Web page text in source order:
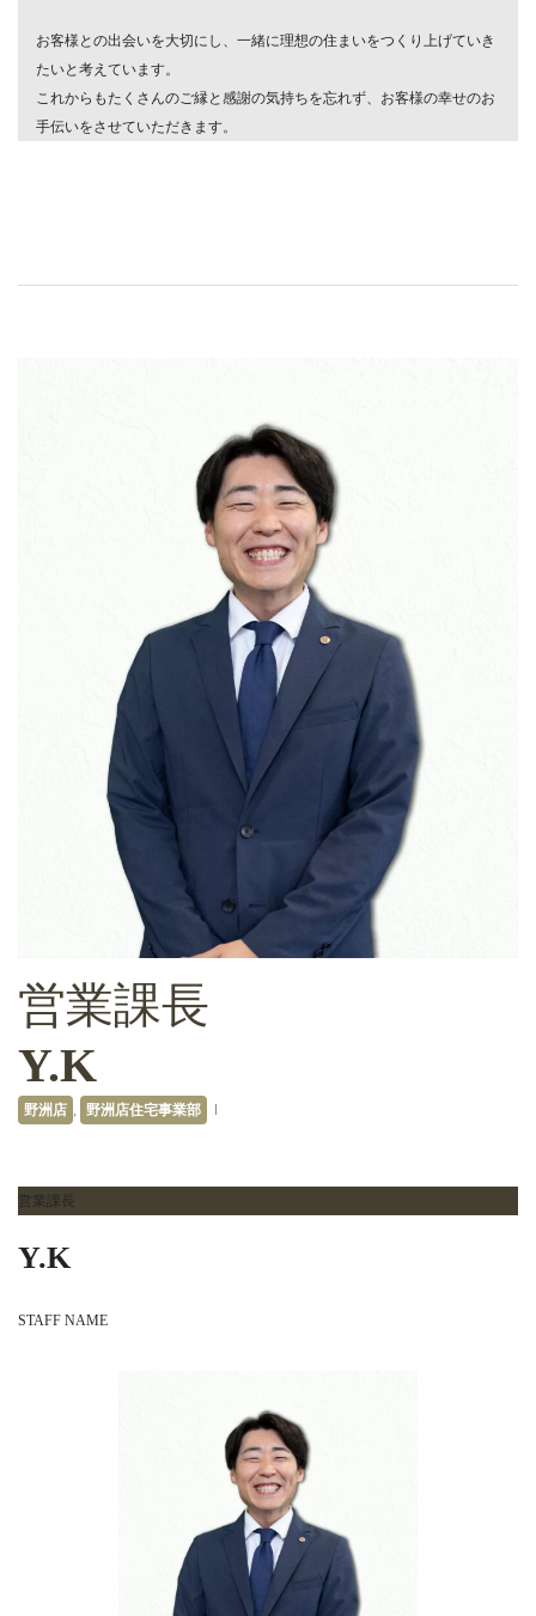
お客様との出会いを大切にし、一緒に理想の住まいをつくり上げていき
たいと考えています。
これからもたくさんのご縁と感謝の気持ちを忘れず、お客様の幸せのお
手伝いをさせていただきます。
営業課長
Y.K
野洲店 野洲店住宅事業部
営業課長
Y.K
STAFF NAME